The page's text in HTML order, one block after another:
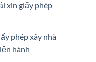
xin giấy phép
phép xây nhà
hành